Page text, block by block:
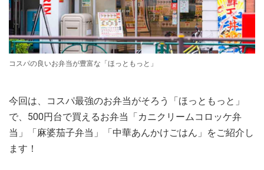
コスパの良いお弁当が豊富な「ほっともっと」
今回は、コスパ最強のお弁当がそろう「ほっともっと」
で、500円台で買えるお弁当「カニクリームコロッケ弁
当」「麻婆茄子弁当」「中華あんかけごはん」をご紹介し
ます！